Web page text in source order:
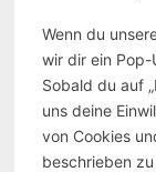
Wenn du
wir dir ein Pop-
Sobald du auf
uns deine
von Cookies
beschrieben